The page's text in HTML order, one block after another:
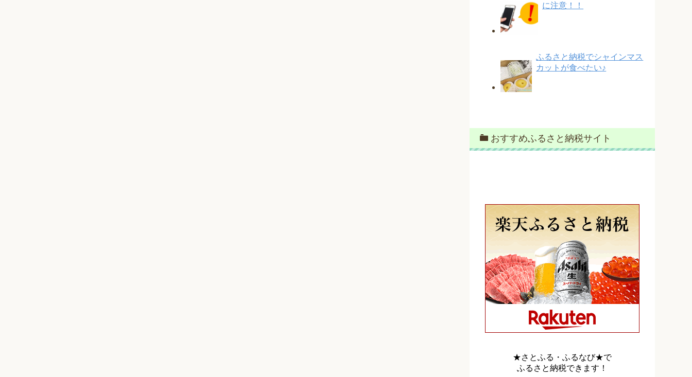
に注意！！
ふるさと納税でシャインマス
カットが食べたい♪
おすすめふるさと納税サイト
★さとふる・ふるなび★で
ふるさと納税できます！